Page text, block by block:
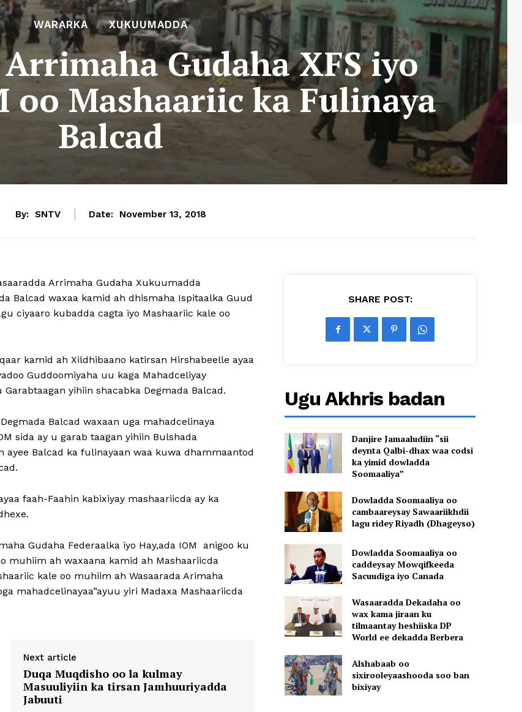
WARARKA XUKUUMADDA
Gudaha XFS iyo
oo Mashaariic ka Fulinaya
Balcad
By: SNTV Date: November 13, 2018
Arrimaha Gudaha Xukuumadda
Balcad waxaa kamid ah dhismaha Ispitaalka Guud
ciyaaro kubadda cagta iyo Mashaariic kale oo
kamid ah Xildhibaano katirsan Hirshabeelle ayaa
Guddoomiyaha uu kaga Mahadceliyay
yihiin shacabka Degmada Balcad.
Balcad waxaan uga mahadcelinaya
sida ay u garab taagan yihiin Bulshada
Balcad ka fulinayaan waa kuwa dhammaantod
faah-Faahin kabixiyay mashaariicda ay ka
Gudaha Federaalka iyo Hay,ada IOM anigoo ku
muhiim ah waxaana kamid ah Mashaariicda
kale oo muhiim ah Wasaarada Arimaha
mahadcelinayaa”ayuu yiri Madaxa Mashaariicda
Next article
Duqa Muqdisho oo la kulmay
Masuuliyiin ka tirsan Jamhuuriyadda
Jabuuti
SHARE POST:
Ugu Akhris badan
Danjire Jamaaludiin “sii
deynta Qalbi-dhax waa codsi
ka yimid dowladda
Soomaaliya”
Dowladda Soomaaliya oo
cambaareysay Sawaariikhdii
lagu ridey Riyadh (Dhageyso)
Dowladda Soomaaliya oo
caddeysay Mowqifkeeda
Sacuudiga iyo Canada
Wasaaradda Dekadaha oo
wax kama jiraan ku
tilmaantay heshiiska DP
World ee dekadda Berbera
Alshabaab oo
sixirooleyaashooda soo ban
bixiyay